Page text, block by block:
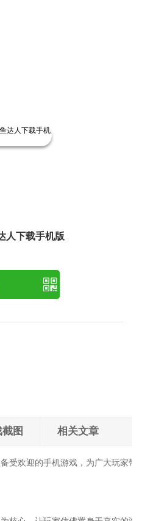
人下载手机版
图 相关文章
受欢迎的手机游戏，为广大玩家带